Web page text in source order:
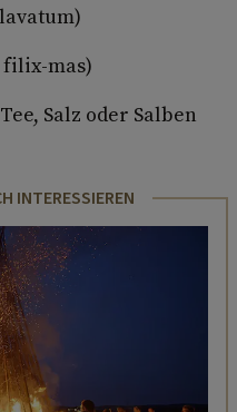
mas)
Salz oder Salben
INTERESSIEREN